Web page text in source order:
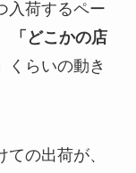
入荷するペー
「どこかの店
くらいの動き
の出荷が、